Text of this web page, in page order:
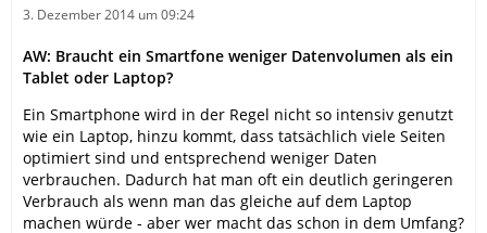
3. Dezember 2014 um 09:24
AW: Braucht ein Smartfone weniger Datenvolumen als ein
Tablet oder Laptop?
Ein Smartphone wird in der Regel nicht so intensiv genutzt
wie ein Laptop, hinzu kommt, dass tatsächlich viele Seiten
optimiert sind und entsprechend weniger Daten
verbrauchen. Dadurch hat man oft ein deutlich geringeren
Verbrauch als wenn man das gleiche auf dem Laptop
machen würde - aber wer macht das schon in dem Umfang?